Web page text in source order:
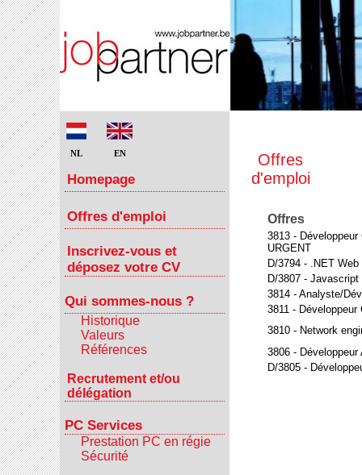
NL EN
Homepage
Offres d'emploi
Inscrivez-vous et
déposez votre CV
Qui sommes-nous ?
Historique
Valeurs
Références
Recrutement et/ou
délégation
PC Services
Prestation PC en régie
Sécurité
Offres
d'emploi
Offres
3813 -
URGENT
D/3794 - .NET Web
D/3807 - Javascript
3814 - Analyste/
3811 - Développeur
3810 - Network
3806 - Développeur
D/3805 -